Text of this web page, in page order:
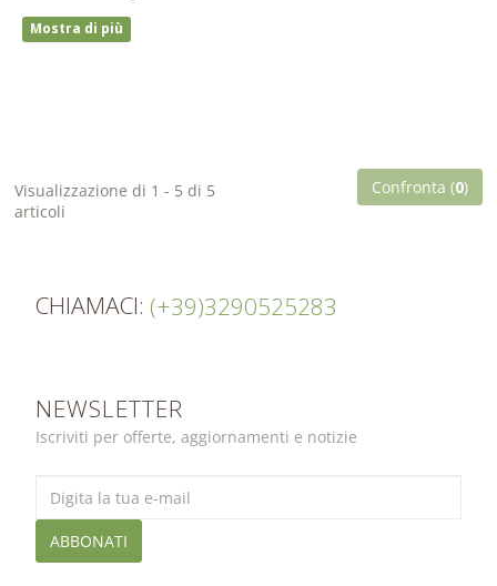
Mostra di più
Visualizzazione di 1 - 5 di 5
articoli
Confronta (0)
CHIAMACI: (+39)3290525283
NEWSLETTER
Iscriviti per offerte, aggiornamenti e notizie
ABBONATI